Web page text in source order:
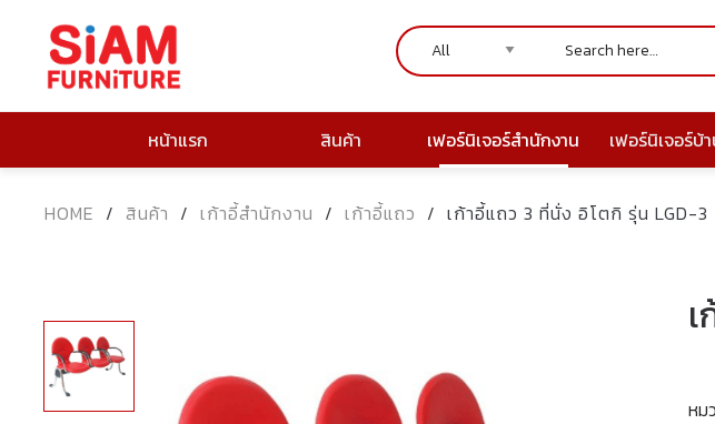
หน้าแรก สินค้า เฟอร์นิเจอร์สำนักงาน เฟอร์นิเจอร์บ้
HOME / สินค้า / เก้าอี้สำนักงาน / เก้าอี้แถว / เก้าอี้แถว 3 ที่นั่ง อิโตกิ รุ่น LGD-3
หม